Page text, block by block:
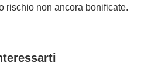
rischio non ancora bonificate.